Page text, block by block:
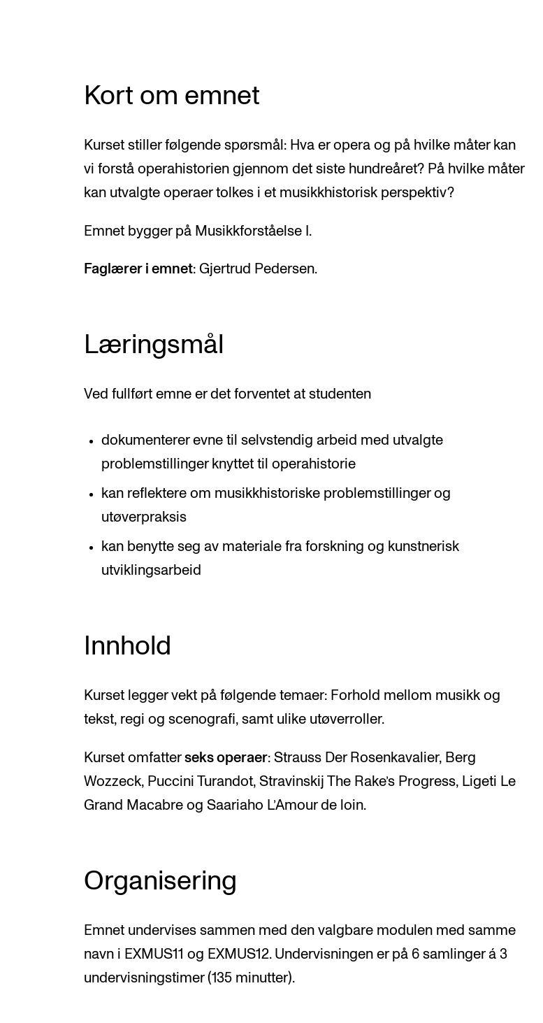
Læringsressurser
Si ifra!
Betalte spilleoppdrag
Utveksling og reiser
Mangfold og likestilling
Arrangementer
Nyheter for studenter
Etter noter nyhetsbrev
Kort om emnet
Kurset stiller følgende spørsmål: Hva er opera og på hvilke måter kan
vi forstå operahistorien gjennom det siste hundreåret? På hvilke måter
kan utvalgte operaer tolkes i et musikkhistorisk perspektiv?
Emnet bygger på Musikkforståelse I.
Faglærer i emnet: Gjertrud Pedersen.
Læringsmål
Ved fullført emne er det forventet at studenten
dokumenterer evne til selvstendig arbeid med utvalgte
problemstillinger knyttet til operahistorie
kan reflektere om musikkhistoriske problemstillinger og
utøverpraksis
kan benytte seg av materiale fra forskning og kunstnerisk
utviklingsarbeid
Innhold
Kurset legger vekt på følgende temaer: Forhold mellom musikk og
tekst, regi og scenografi, samt ulike utøverroller.
Kurset omfatter seks operaer: Strauss Der Rosenkavalier, Berg
Wozzeck, Puccini Turandot, Stravinskij The Rake’s Progress, Ligeti Le
Grand Macabre og Saariaho L’Amour de loin.
Organisering
Emnet undervises sammen med den valgbare modulen med samme
navn i EXMUS11 og EXMUS12. Undervisningen er på 6 samlinger á 3
undervisningstimer (135 minutter).